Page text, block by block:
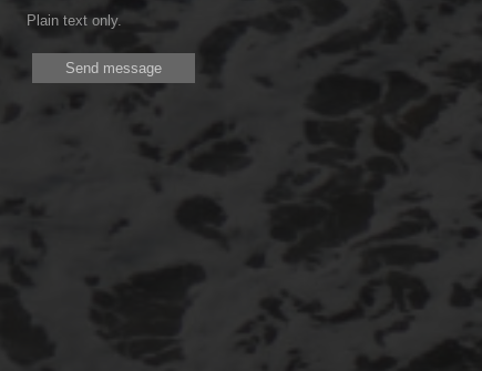
Plain text only.